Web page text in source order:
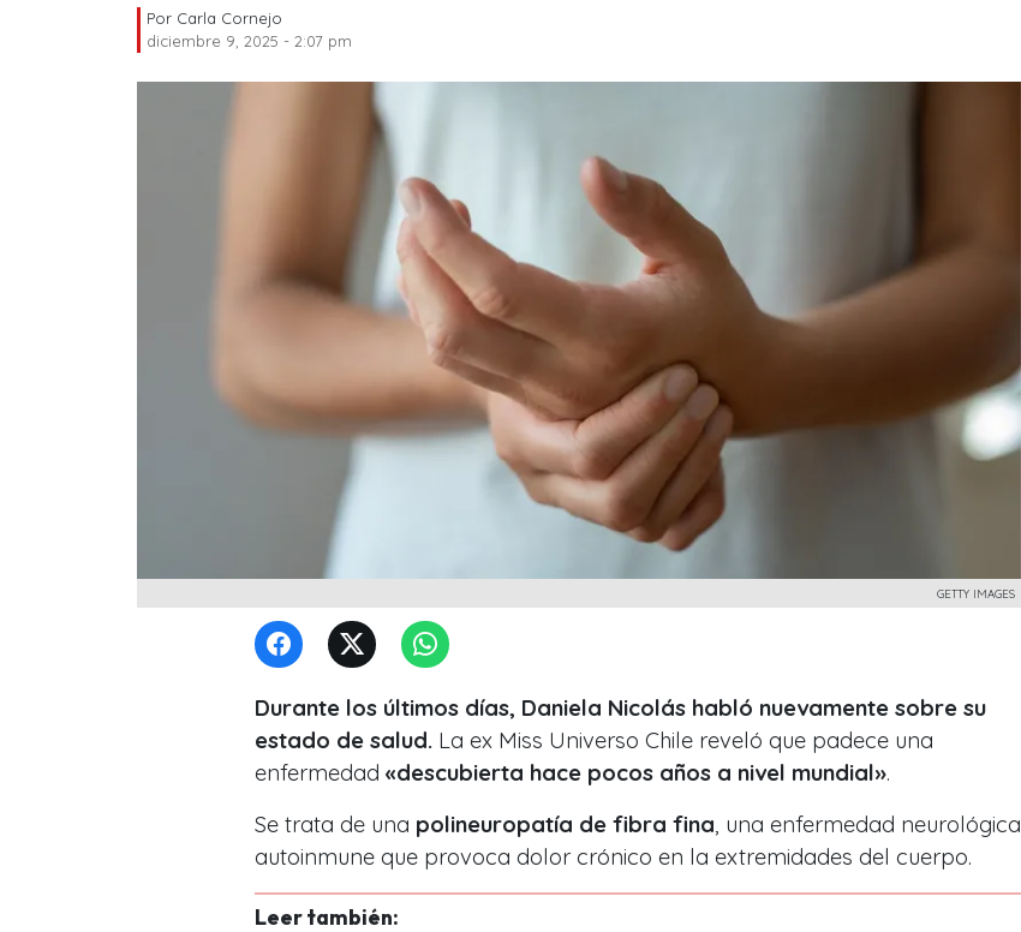
Por Carla Cornejo
diciembre 9, 2025 - 2:07 pm
GETTY IMAGES
Durante los últimos días, Daniela Nicolás habló nuevamente sobre su
estado de salud. La ex Miss Universo Chile reveló que padece una
enfermedad «descubierta hace pocos años a nivel mundial».
Se trata de una polineuropatía de fibra fina , una enfermedad neurológica
autoinmune que provoca dolor crónico en la extremidades del cuerpo.
Leer también: